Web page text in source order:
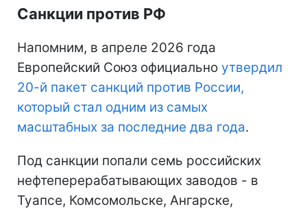
Санкции против РФ
Напомним, в апреле 2026 года
Европейский Союз официально утвердил
20-й пакет санкций против России,
который стал одним из самых
масштабных за последние два года.
Под санкции попали семь российских
нефтеперерабатывающих заводов - в
Туапсе, Комсомольске, Ангарске,